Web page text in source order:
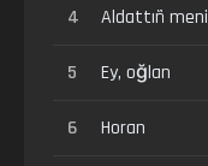
4 Aldattıñ meni
5 Ey, oğlan
6 Horan